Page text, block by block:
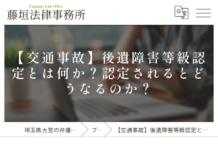
【交通事故】後遺障害等級認
定とは何か？認定されるとど
うなるのか？
埼玉県大宮の弁護士なら藤垣法律事務所 ブログ 【交通事故】後遺障害等級認定とは何か？認定されるとどうなるのか？